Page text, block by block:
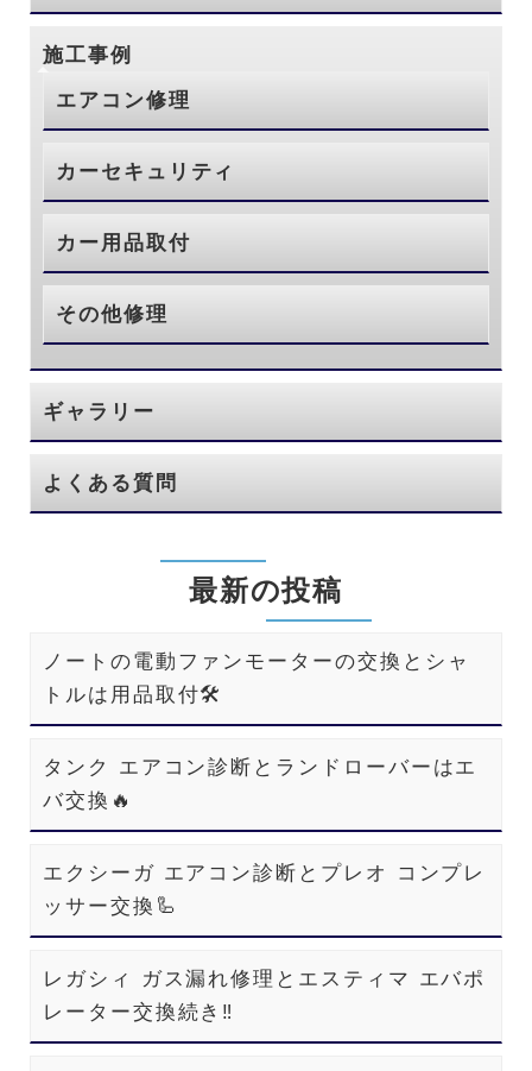
施工事例
エアコン修理
カーセキュリティ
カー用品取付
その他修理
ギャラリー
よくある質問
最新の投稿
ノートの電動ファンモーターの交換とシャ
トルは用品取付🛠️
タンク エアコン診断とランドローバーはエ
バ交換🔥
エクシーガ エアコン診断とプレオ コンプレ
ッサー交換🦾
レガシィ ガス漏れ修理とエスティマ エバポ
レーター交換続き‼️